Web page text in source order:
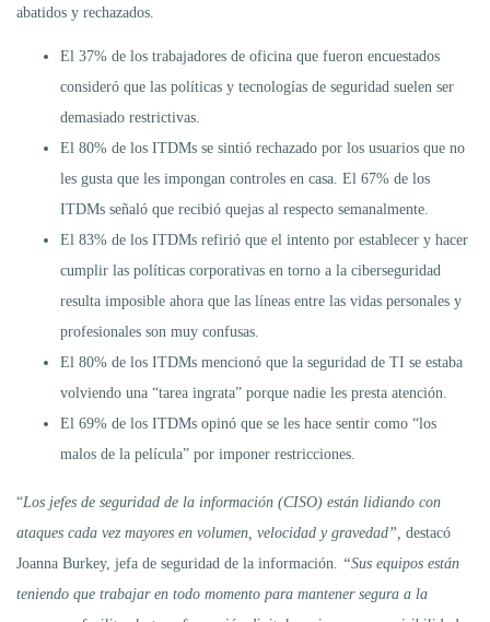
abatidos y rechazados.
El 37% de los trabajadores de oficina que fueron encuestados
consideró que las políticas y tecnologías de seguridad suelen ser
demasiado restrictivas.
El 80% de los ITDMs se sintió rechazado por los usuarios que no
les gusta que les impongan controles en casa. El 67% de los
ITDMs señaló que recibió quejas al respecto semanalmente.
El 83% de los ITDMs refirió que el intento por establecer y hacer
cumplir las políticas corporativas en torno a la ciberseguridad
resulta imposible ahora que las líneas entre las vidas personales y
profesionales son muy confusas.
El 80% de los ITDMs mencionó que la seguridad de TI se estaba
volviendo una “tarea ingrata” porque nadie les presta atención.
El 69% de los ITDMs opinó que se les hace sentir como “los
malos de la película” por imponer restricciones.
“Los jefes de seguridad de la información (CISO) están lidiando con
ataques cada vez mayores en volumen, velocidad y gravedad”, destacó
Joanna Burkey, jefa de seguridad de la información. “Sus equipos están
teniendo que trabajar en todo momento para mantener segura a la